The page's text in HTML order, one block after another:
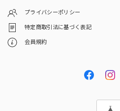
プライバシーポリシー
特定商取引法に基づく表記
会員規約